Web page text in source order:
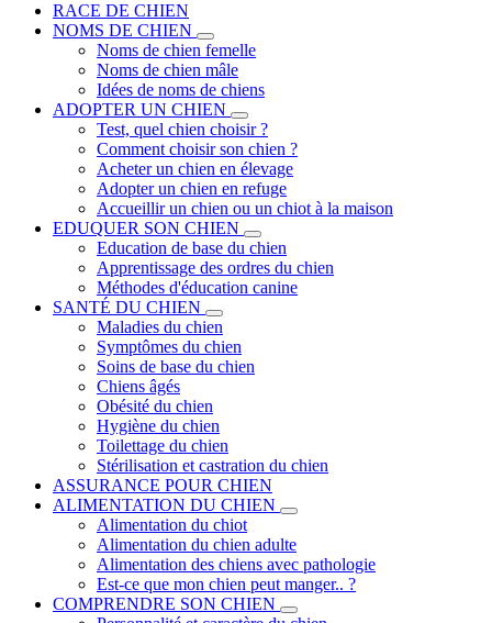
RACE DE CHIEN
NOMS DE CHIEN
Noms de chien femelle
Noms de chien mâle
Idées de noms de chiens
ADOPTER UN CHIEN
Test, quel chien choisir ?
Comment choisir son chien ?
Acheter un chien en élevage
Adopter un chien en refuge
Accueillir un chien ou un chiot à la maison
EDUQUER SON CHIEN
Education de base du chien
Apprentissage des ordres du chien
Méthodes d'éducation canine
SANTÉ DU CHIEN
Maladies du chien
Symptômes du chien
Soins de base du chien
Chiens âgés
Obésité du chien
Hygiène du chien
Toilettage du chien
Stérilisation et castration du chien
ASSURANCE POUR CHIEN
ALIMENTATION DU CHIEN
Alimentation du chiot
Alimentation du chien adulte
Alimentation des chiens avec pathologie
Est-ce que mon chien peut manger.. ?
COMPRENDRE SON CHIEN